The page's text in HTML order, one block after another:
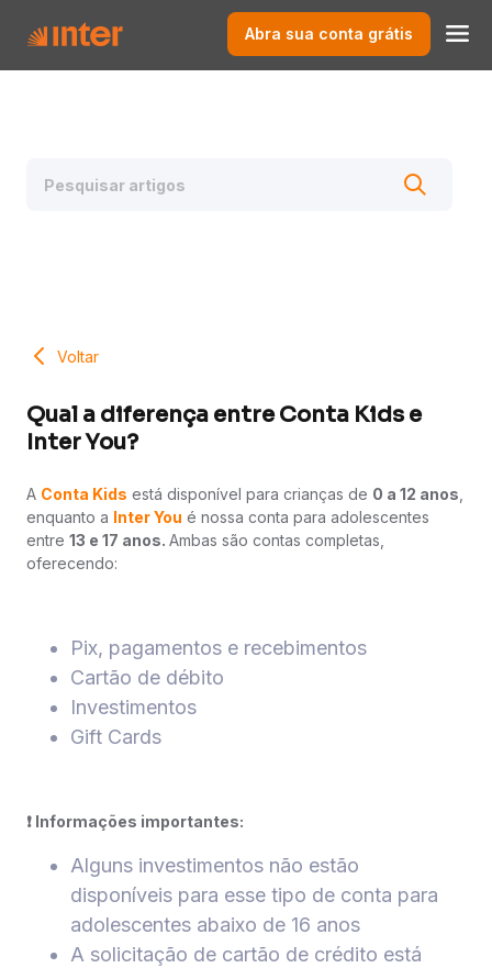
Abra sua conta grátis
Voltar
Qual a diferença entre Conta Kids e
Inter You?
A Conta Kids está disponível para crianças de 0 a 12 anos
enquanto a Inter You é nossa conta para adolescentes
entre 13 e 17 anos. Ambas são contas completas,
oferecendo:
Pix, pagamentos e recebimentos
Cartão de débito
Investimentos
Gift Cards
❗️ Informações importantes:
Alguns investimentos não estão
disponíveis para esse tipo de conta para
adolescentes abaixo de 16 anos
A solicitação de cartão de crédito está